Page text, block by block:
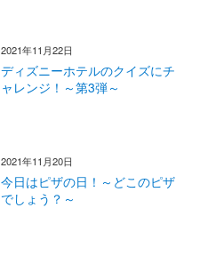
2021年11月22日
ディズニーホテルのクイズにチ
ャレンジ！～第3弾～
2021年11月20日
今日はピザの日！～どこのピザ
でしょう？～